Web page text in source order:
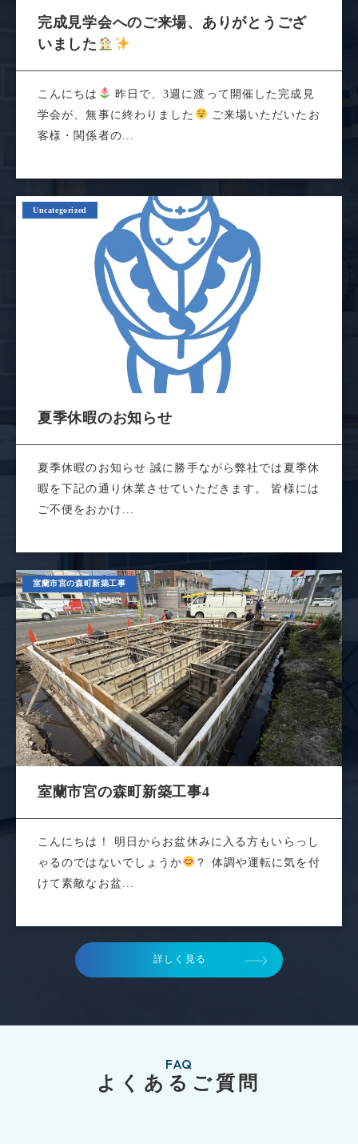
完成見学会へのご来場、ありがとうござ
いました
こんにちは
昨日で、3週に渡って開催した完成見
学会が、無事に終わりました
ご来場いただいたお
客様・関係者の...
Uncategorized
夏季休暇のお知らせ
夏季休暇のお知らせ 誠に勝手ながら弊社では夏季休
暇を下記の通り休業させていただきます。 皆様には
ご不便をおかけ...
室蘭市宮の森町新築工事
室蘭市宮の森町新築工事4
こんにちは！ 明日からお盆休みに入る方もいらっし
ゃるのではないでしょうか
？ 体調や運転に気を付
けて素敵なお盆...
詳しく見る
FAQ
よくあるご質問